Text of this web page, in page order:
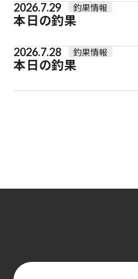
2026.7.29 釣果情報
本日の釣果
2026.7.28 釣果情報
本日の釣果